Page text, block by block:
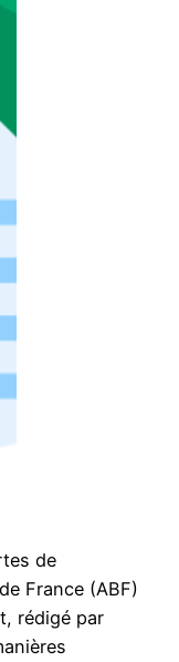
de
France (ABF)
rédigé par